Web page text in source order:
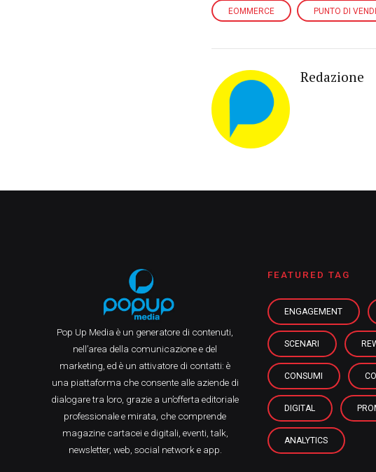
EOMMERCE PUNTO DI
Redazione
Pop Up Media è un generatore di contenuti,
nell’area della comunicazione e del
marketing, ed è un attivatore di contatti: è
una piattaforma che consente alle aziende di
dialogare tra loro, grazie a un’offerta editoriale
professionale e mirata, che comprende
magazine cartacei e digitali, eventi, talk,
newsletter, web, social network e app.
FEATURED TAG
ENGAGEMENT
SCENARI
CONSUMI
DIGITAL
ANALYTICS